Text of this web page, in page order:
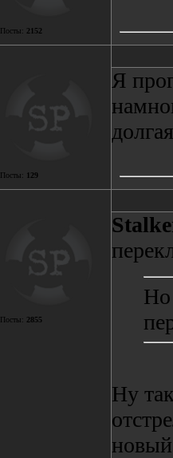
Посты: 2152
Посты: 129
Я
Посты: 2855
Ну